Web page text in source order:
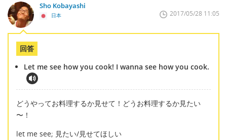
Sho Kobayashi
日本 2017/05/28 11:05
回答
Let me see how you cook! I wanna see how you cook.
どうやってお料理するか見せて！どうお料理するか見たい
〜！
let me see; 見たい/見せてほしい